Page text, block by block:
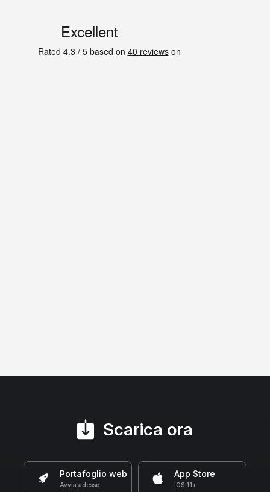
Scarica ora
Portafoglio web
Avvia adesso
App Store
iOS 11+